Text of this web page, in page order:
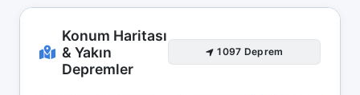
Konum Haritası
& Yakın
Depremler
1097 Deprem